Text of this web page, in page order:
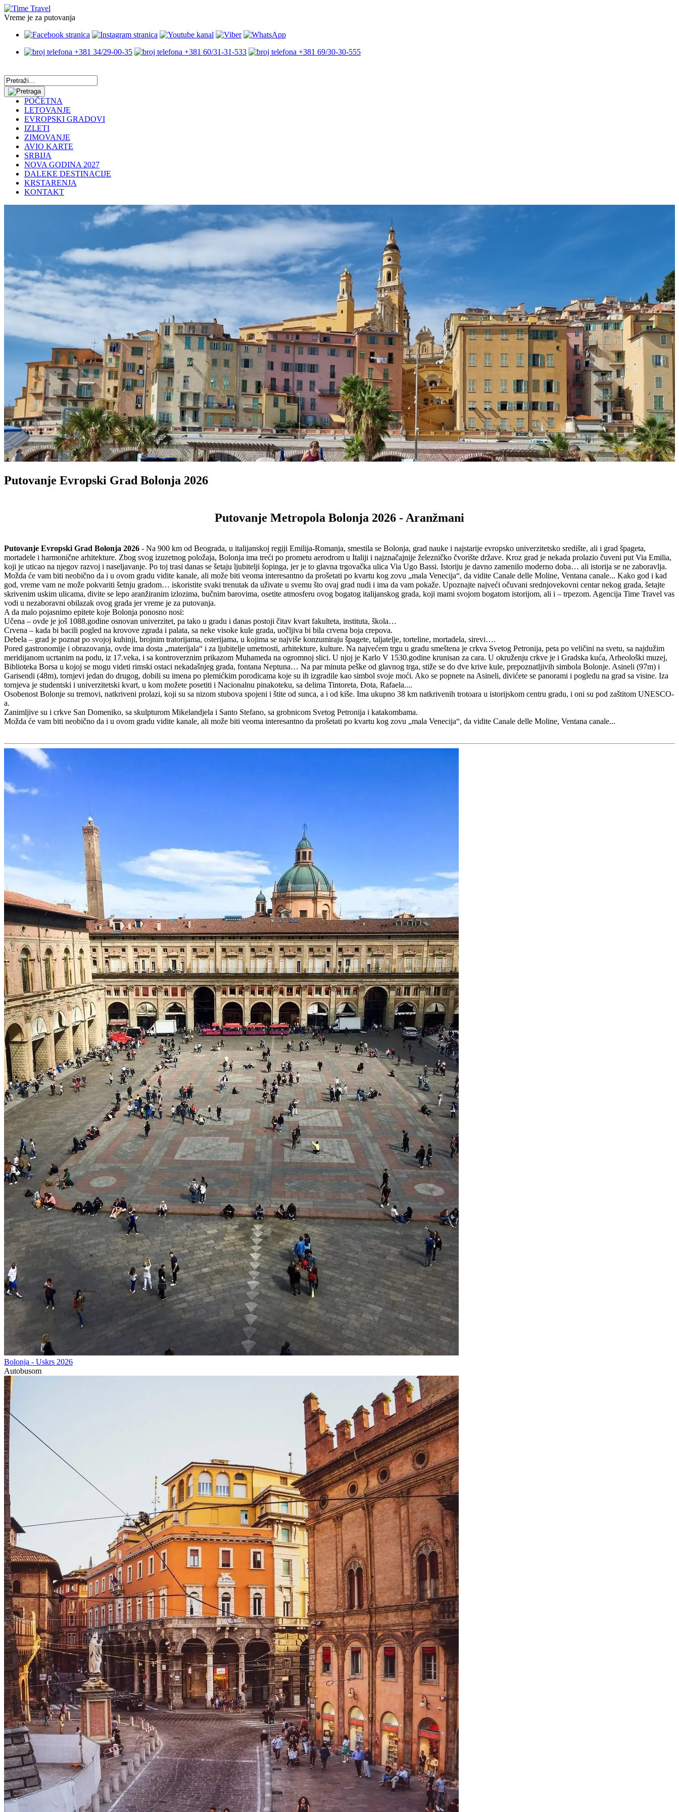
Vreme je za putovanja
+381 34/29-00-35 +381 60/31-31-533 +381 69/30-30-555
POČETNA
LETOVANJE
EVROPSKI GRADOVI
IZLETI
ZIMOVANJE
AVIO KARTE
SRBIJA
NOVA GODINA 2027
DALEKE DESTINACIJE
KRSTARENJA
KONTAKT
Putovanje Evropski Grad Bolonja 2026
Putovanje Metropola Bolonja 2026 - Aranžmani
Putovanje Evropski Grad Bolonja 2026 - Na 900 km od Beograda, u italijanskoj regiji Emilija-Romanja, smestila se Bolonja, grad nauke i najstarije evropsko univerzitetsko središte, ali i grad špageta,
mortadele i harmonične arhitekture. Zbog svog izuzetnog položaja, Bolonja ima treći po prometu aerodrom u Italiji i najznačajnije železničko čvorište države. Kroz grad je nekada prolazio čuveni put Via Emilia,
koji je uticao na njegov razvoj i naseljavanje. Po toj trasi danas se šetaju ljubitelji šopinga, jer je to glavna trgovačka ulica Via Ugo Bassi. Istoriju je davno zamenilo moderno doba… ali istorija se ne zaboravlja.
Možda će vam biti neobično da i u ovom gradu vidite kanale, ali može biti veoma interesantno da prošetati po kvartu kog zovu „mala Venecija“, da vidite Canale delle Moline, Ventana canale... Kako god i kad
god, vreme vam ne može pokvariti šetnju gradom… iskoristite svaki trenutak da uživate u svemu što ovaj grad nudi i ima da vam pokaže. Upoznajte najveći očuvani srednjovekovni centar nekog grada, šetajte
skrivenim uskim ulicama, divite se lepo aranžiranim izlozima, bučnim barovima, osetite atmosferu ovog bogatog italijanskog grada, koji mami svojom bogatom istorijom, ali i – trpezom. Agencija Time Travel vas
vodi u nezaboravni obilazak ovog grada jer vreme je za putovanja.
A da malo pojasnimo epitete koje Bolonja ponosno nosi:
Učena – ovde je još 1088.godine osnovan univerzitet, pa tako u gradu i danas postoji čitav kvart fakulteta, instituta, škola…
Crvena – kada bi bacili pogled na krovove zgrada i palata, sa neke visoke kule grada, uočljiva bi bila crvena boja crepova.
Debela – grad je poznat po svojoj kuhinji, brojnim tratorijama, osterijama, u kojima se najviše konzumiraju špagete, taljatelje, torteline, mortadela, sirevi….
Pored gastronomije i obrazovanja, ovde ima dosta „materijala“ i za ljubitelje umetnosti, arhitekture, kulture. Na najvećem trgu u gradu smeštena je crkva Svetog Petronija, peta po veličini na svetu, sa najdužim
meridijanom ucrtanim na podu, iz 17.veka, i sa kontroverznim prikazom Muhameda na ogromnoj slici. U njoj je Karlo V 1530.godine krunisan za cara. U okruženju crkve je i Gradska kuća, Arheološki muzej,
Biblioteka Borsa u kojoj se mogu videti rimski ostaci nekadašnjeg grada, fontana Neptuna… Na par minuta peške od glavnog trga, stiže se do dve krive kule, prepoznatljivih simbola Bolonje. Asineli (97m) i
Garisendi (48m), tornjevi jedan do drugog, dobili su imena po plemićkim porodicama koje su ih izgradile kao simbol svoje moći. Ako se popnete na Asineli, divićete se panorami i pogledu na grad sa visine. Iza
tornjeva je studentski i univerzitetski kvart, u kom možete posetiti i Nacionalnu pinakoteku, sa delima Tintoreta, Đota, Rafaela....
Osobenost Bolonje su tremovi, natkriveni prolazi, koji su sa nizom stubova spojeni i štite od sunca, a i od kiše. Ima ukupno 38 km natkrivenih trotoara u istorijskom centru gradu, i oni su pod zaštitom UNESCO-
a.
Zanimljive su i crkve San Domeniko, sa skulpturom Mikelandjela i Santo Stefano, sa grobnicom Svetog Petronija i katakombama.
Možda će vam biti neobično da i u ovom gradu vidite kanale, ali može biti veoma interesantno da prošetati po kvartu kog zovu „mala Venecija“, da vidite Canale delle Moline, Ventana canale...
Bolonja - Uskrs 2026
Autobusom